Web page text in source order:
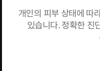
개인의 피부 상태에 따
있습니다. 정확한 진